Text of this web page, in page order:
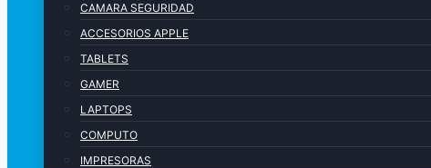
CAMARA SEGURIDAD
ACCESORIOS APPLE
TABLETS
GAMER
LAPTOPS
COMPUTO
IMPRESORAS